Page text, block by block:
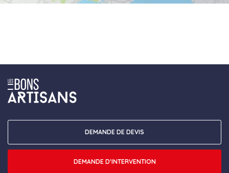
DEMANDE DE DEVIS
DEMANDE D'INTERVENTION